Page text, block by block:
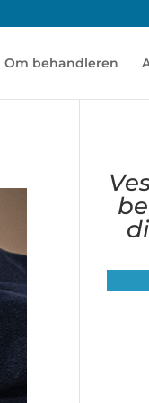
Om behandleren